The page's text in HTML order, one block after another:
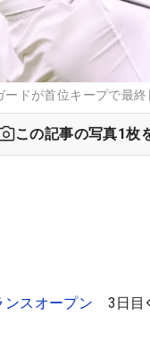
ードが首位キープで最終
この記事の写真1枚
ンスオープン 3日目